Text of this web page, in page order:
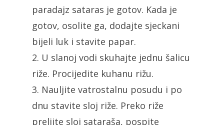
paradajz sataras je gotov. Kada je
gotov, osolite ga, dodajte sjeckani
bijeli luk i stavite papar.
2. U slanoj vodi skuhajte jednu šalicu
riže. Procijedite kuhanu rižu.
3. Nauljite vatrostalnu posudu i po
dnu stavite sloj riže. Preko riže
prelijte sloj sataraša, pospite